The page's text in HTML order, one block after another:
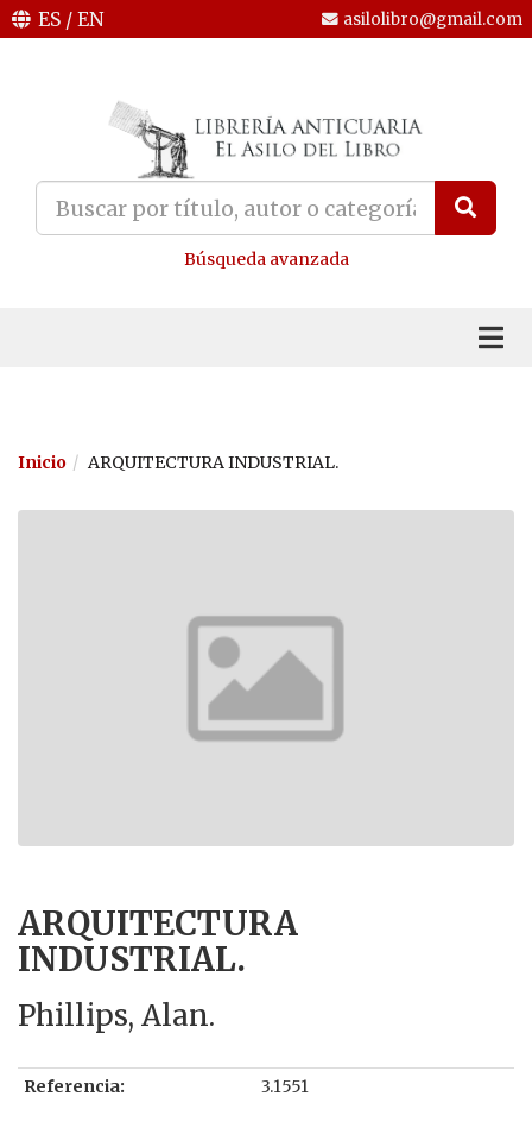
ES / EN asilolibro@gmail.com
Búsqueda avanzada
Inicio ARQUITECTURA INDUSTRIAL.
ARQUITECTURA
INDUSTRIAL.
Phillips, Alan.
Referencia: 3.1551